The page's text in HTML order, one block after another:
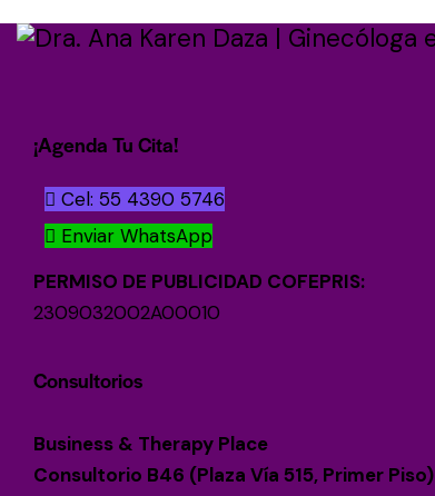
¡Agenda Tu Cita!
Cel: 55 4390 5746
Enviar WhatsApp
PERMISO DE PUBLICIDAD COFEPRIS:
2309032002A00010
Consultorios
Business & Therapy Place
Consultorio B46 (Plaza Vía 515, Primer Piso)